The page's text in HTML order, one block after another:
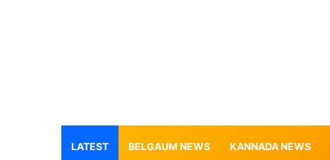
LATEST BELGAUM NEWS KANNADA NEWS